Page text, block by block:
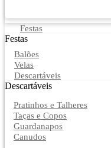
Festas
Festas
Balões
Velas
Descartáveis
Descartáveis
Pratinhos e Talheres
Taças e Copos
Guardanapos
Canudos